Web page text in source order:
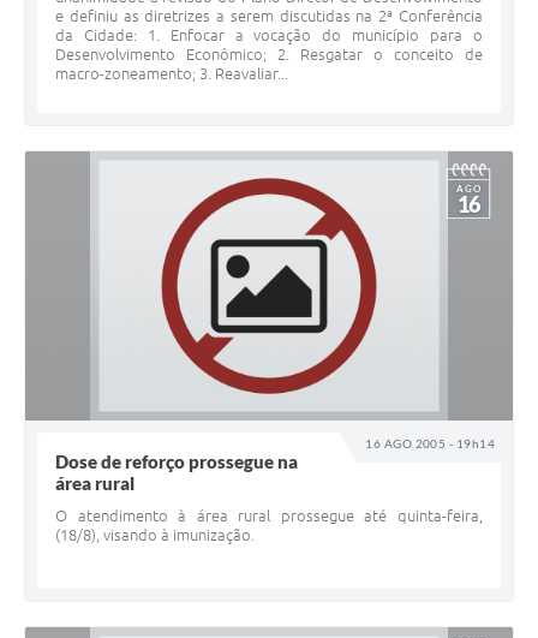
e definiu as diretrizes a serem discutidas na 2ª Conferência
da Cidade: 1. Enfocar a vocação do município para o
Desenvolvimento Econômico; 2. Resgatar o conceito de
macro-zoneamento; 3. Reavaliar...
16 AGO 2005 - 19h14
AGO
16
Dose de reforço prossegue na
área rural
O atendimento à área rural prossegue até quinta-feira,
(18/8), visando à imunização.